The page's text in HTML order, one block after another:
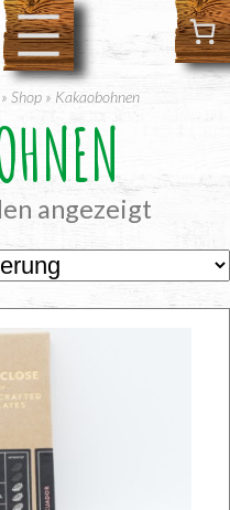
Shop» Kakaobohnen
angezeigt